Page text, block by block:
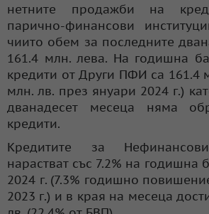
нетните продажби на
парично-финансови
чиито обем за последните
161.4 млн. лева. На годишна
кредити от Други ПФИ са 161.4
млн. лв. през януари 2024 г.)
дванадесет месеца няма
кредити.
Кредитите за
нарастват със 7.2% на годишна
2024 г. (7.3% годишно
2023 г.) и в края на месеца